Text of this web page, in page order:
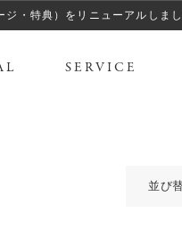
・特典）をリニューアルしまし
SERVICE
並び